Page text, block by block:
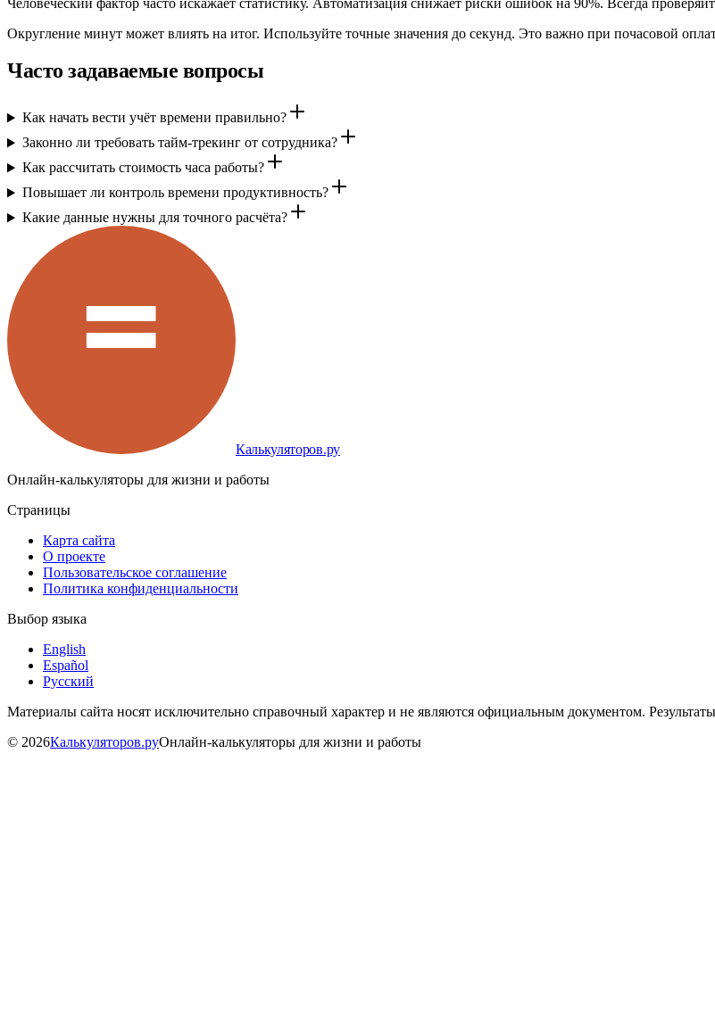
Округление минут может влиять на итог. Используйте точные значения до секунд. Это важно при почасовой
Часто задаваемые вопросы
Как начать вести учёт времени правильно?
Законно ли требовать тайм-трекинг от сотрудника?
Как рассчитать стоимость часа работы?
Повышает ли контроль времени продуктивность?
Какие данные нужны для точного расчёта?
Калькуляторов.ру
Онлайн-калькуляторы для жизни и работы
Страницы
Карта сайта
О проекте
Пользовательское соглашение
Политика конфиденциальности
Выбор языка
English
Español
Русский
Материалы сайта носят исключительно справочный характер и не являются официальным документом.
© 2026Калькуляторов.руОнлайн-калькуляторы для жизни и работы